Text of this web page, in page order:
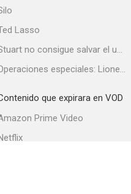
Lasso
Stuart no consigue salvar el universo
Operaciones especiales: Lioness
que expirara en VOD
Prime Video